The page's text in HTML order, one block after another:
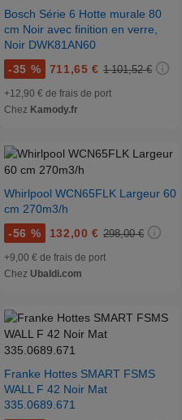
Bosch Série 6 Hotte murale 80
cm Noir avec finition en verre,
Noir DWK81AN60
-35 % 711,65 € 1 101,52 €
+12,90 € de frais de port
Chez Kamody.fr
Whirlpool WCN65FLK Largeur 60
cm 270m3/h
-56 % 132,00 € 298,00 €
+9,00 € de frais de port
Chez Ubaldi.com
Franke Hottes SMART FSMS
WALL F 42 Noir Mat
335.0689.671